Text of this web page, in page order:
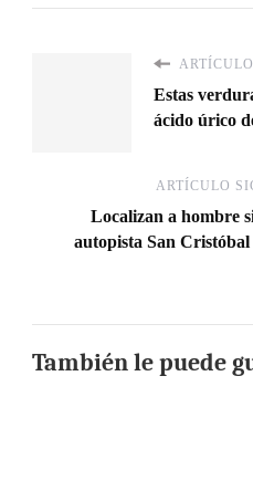
Estas
ácido úrico
ARTÍCULO
Localizan a hombre
autopista San
También le puede